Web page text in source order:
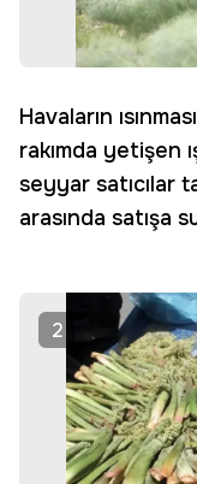
Havaların
rakımda yetişen
seyyar satıcılar
arasında satışa
2